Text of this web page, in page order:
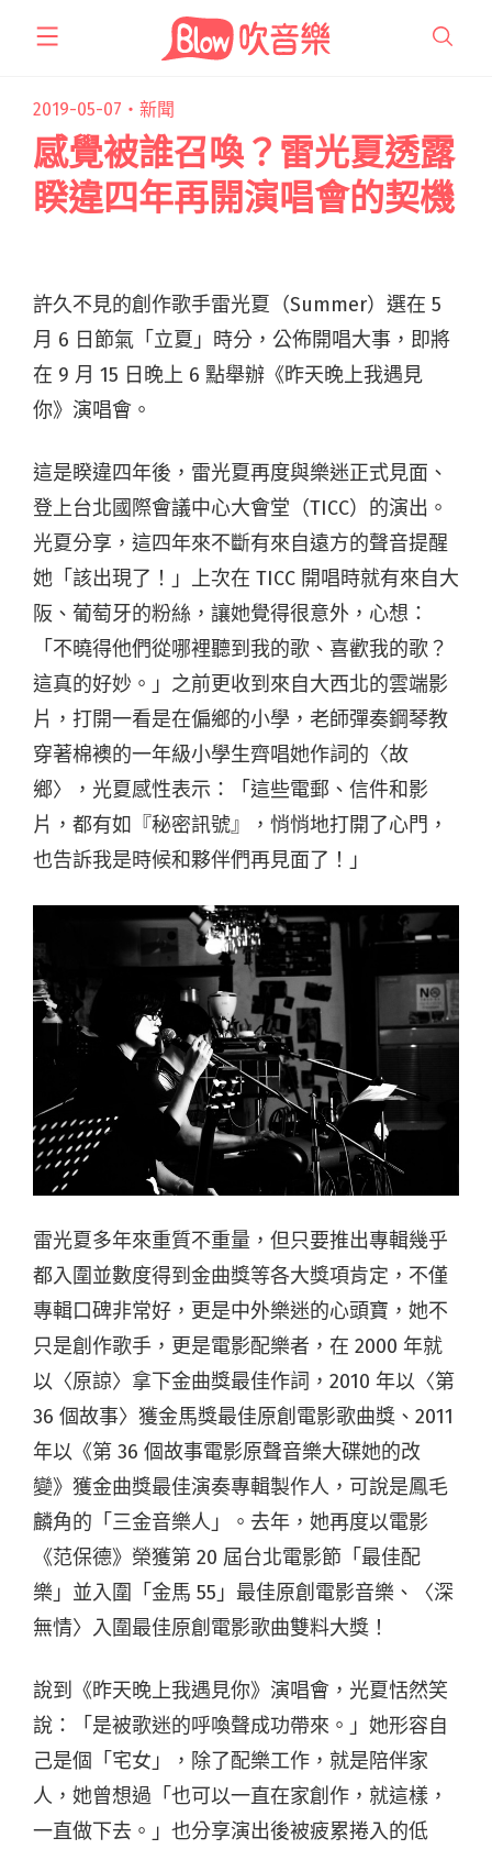
2019-05-07・ 新聞
感覺被誰召喚？雷光夏透露
睽違四年再開演唱會的契機
許久不見的創作歌手雷光夏（Summer）選在 5
月 6 日節氣「立夏」時分，公佈開唱大事，即將
在 9 月 15 日晚上 6 點舉辦《昨天晚上我遇見
你》演唱會。
這是睽違四年後，雷光夏再度與樂迷正式見面、
登上台北國際會議中心大會堂（TICC）的演出。
光夏分享，這四年來不斷有來自遠方的聲音提醒
她「該出現了！」上次在 TICC 開唱時就有來自大
阪、葡萄牙的粉絲，讓她覺得很意外，心想：
「不曉得他們從哪裡聽到我的歌、喜歡我的歌？
這真的好妙。」之前更收到來自大西北的雲端影
片，打開一看是在偏鄉的小學，老師彈奏鋼琴教
穿著棉襖的一年級小學生齊唱她作詞的〈故
鄉〉，光夏感性表示：「這些電郵、信件和影
片，都有如『秘密訊號』，悄悄地打開了心門，
也告訴我是時候和夥伴們再見面了！」
雷光夏多年來重質不重量，但只要推出專輯幾乎
都入圍並數度得到金曲獎等各大獎項肯定，不僅
專輯口碑非常好，更是中外樂迷的心頭寶，她不
只是創作歌手，更是電影配樂者，在 2000 年就
以〈原諒〉拿下金曲獎最佳作詞，2010 年以〈第
36 個故事〉獲金馬獎最佳原創電影歌曲獎、2011
年以《第 36 個故事電影原聲音樂大碟她的改
變》獲金曲獎最佳演奏專輯製作人，可說是鳳毛
麟角的「三金音樂人」。去年，她再度以電影
《范保德》榮獲第 20 屆台北電影節「最佳配
樂」並入圍「金馬 55」最佳原創電影音樂、〈深
無情〉入圍最佳原創電影歌曲雙料大獎！
說到《昨天晚上我遇見你》演唱會，光夏恬然笑
說：「是被歌迷的呼喚聲成功帶來。」她形容自
己是個「宅女」，除了配樂工作，就是陪伴家
人，她曾想過「也可以一直在家創作，就這樣，
一直做下去。」也分享演出後被疲累捲入的低